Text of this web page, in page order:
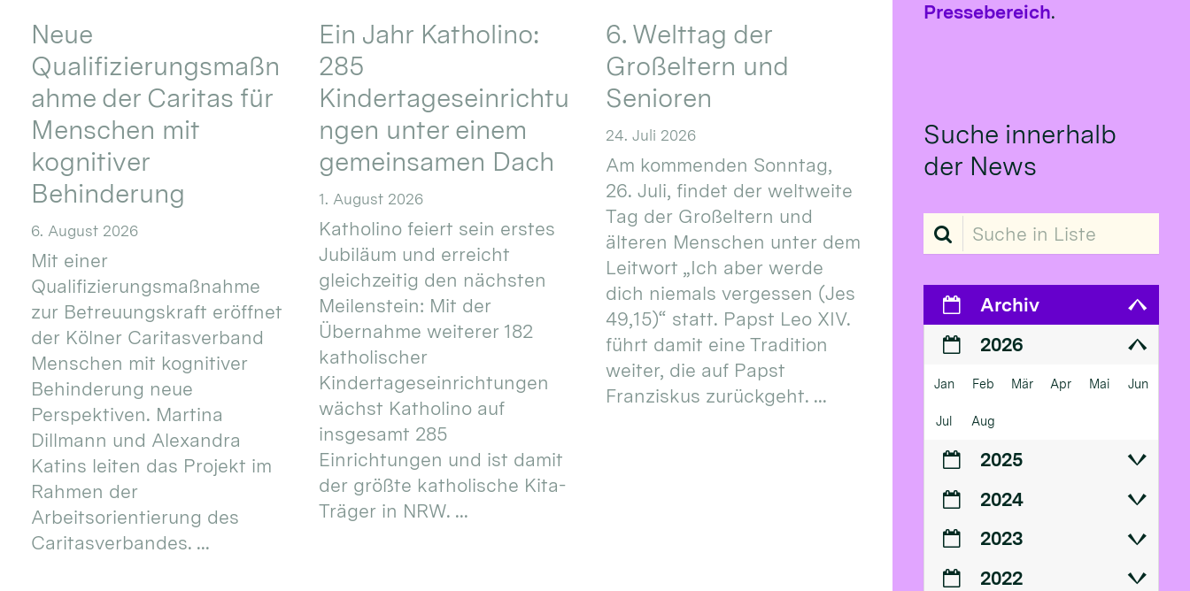
Neue
Qualifizierungsmaßn
ahme der Caritas für
Menschen mit
kognitiver
Behinderung
6. August 2026
Mit einer
Qualifizierungsmaßnahme
zur Betreuungskraft eröffnet
der Kölner Caritasverband
Menschen mit kognitiver
Behinderung neue
Perspektiven. Martina
Dillmann und Alexandra
Katins leiten das Projekt im
Rahmen der
Arbeitsorientierung des
Caritasverbandes. ...
Ein Jahr Katholino:
285
Kindertageseinrichtu
ngen unter einem
gemeinsamen Dach
1. August 2026
Katholino feiert sein erstes
Jubiläum und erreicht
gleichzeitig den nächsten
Meilenstein: Mit der
Übernahme weiterer 182
katholischer
Kindertageseinrichtungen
wächst Katholino auf
insgesamt 285
Einrichtungen und ist damit
der größte katholische Kita-
Träger in NRW. ...
6. Welttag der
Großeltern und
Senioren
24. Juli 2026
Am kommenden Sonntag,
26. Juli, findet der weltweite
Tag der Großeltern und
älteren Menschen unter dem
Leitwort „Ich aber werde
dich niemals vergessen (Jes
49,15)“ statt. Papst Leo XIV.
führt damit eine Tradition
weiter, die auf Papst
Franziskus zurückgeht. ...
Pressebereich.
Suche innerhalb
der News
Suche in Liste
Archiv
2026
Jan Feb Mär Apr Mai Jun
Jul Aug
2025
2024
2023
2022